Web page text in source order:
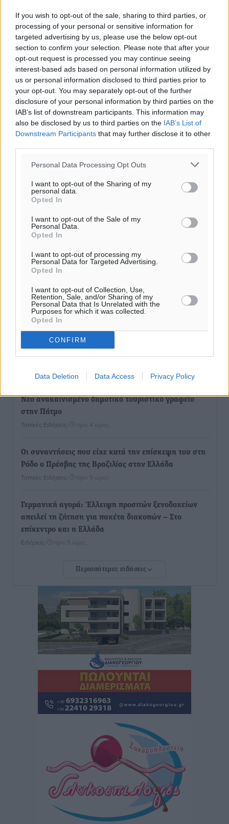
If you wish to opt-out of the sale, sharing to third parties, or
processing of your personal or sensitive information for
targeted advertising by us, please use the below opt-out
section to confirm your selection. Please note that after your
opt-out request is processed you may continue seeing
interest-based ads based on personal information utilized by
us or personal information disclosed to third parties prior to
your opt-out. You may separately opt-out of the further
disclosure of your personal information by third parties on the
IAB’s list of downstream participants. This information may
also be disclosed by us to third parties on the IAB’s List of
Downstream Participants that may further disclose it to other
Personal Data Processing Opt Outs
I want to opt-out of the Sharing of my
personal data.
Opted In
I want to opt-out of the Sale of my
Personal Data.
Opted In
I want to opt-out of processing my
Personal Data for Targeted Advertising.
Opted In
I want to opt-out of Collection, Use,
Retention, Sale, and/or Sharing of my
Personal Data that Is Unrelated with the
Purposes for which it was collected.
Opted In
CONFIRM
Data Deletion Data Access Privacy Policy
Η Meridiam ξεκλειδώνει τις έρευνες βυθού στη
θαλάσσια περιοχή Κάσου και Καρπάθου
Τοπικές Ειδήσεις• πριν 2 ώρες
εκδήλωση για τους αυτοδιοικητικούς της Κω
Πολιτιστικά• πριν 3 ώρες
Εγκρίθηκε η ηλεκτρική διασύνδεση Ρόδου και Κω
μέσω υποβρύχιων καλωδίων με την ηπειρωτική
Ελλάδα
Τοπικές Ειδήσεις πριν 4 ώρες
Νέο ανακαινισμένο δημοτικό τουριστικό γραφείο
στην Πάτμο
Τοπικές Ειδήσεις πριν 4 ώρες
Οι συναντήσεις που είχε κατά την επίσκεψη του στη
Ρόδο ο Πρέσβης της Βραζιλίας στην Ελλάδα
Τοπικές Ειδήσεις πριν 5 ώρες
Γερμανική αγορά: Έλλειψη προσιτών ξενοδοχείων
απειλεί τη ζήτηση για πακέτα διακοπών – Στο
επίκεντρο και η Ελλάδα
Ειδήσεις πριν 5 ώρες
Νέο ξενοδοχείο στη Ρόδο για την H Hotels –
Τοπικές Ειδήσεις• πριν 5 ώρες
Αυτοκίνητο μπήκε παράνομα σε μονόδρομο στο
Μαστιχάρι – Αναποδογύρισε όχημα με μητέρα και
Τοπικές Ειδήσεις• πριν 5 ώρες
“Η Ευρώπη αντιμετώπιζε το προσφυγικό σαν ταινία
τρόμου” – Η συγκλονιστική μαρτυρία της Χαρούλας
Γιασιράνη στον RV για τα γεγονότα που οδήγησαν στο
πριν 5 ώρες
Συναυλία με τον Γιάννη Κότσιρα στις 21 Αυγούστου
Πολιτιστικά• πριν 5 ώρες
Έκτακτη συνεδρίαση της Δημοτικής Επιτροπής Ρόδου
Περισσότερες ειδήσεις